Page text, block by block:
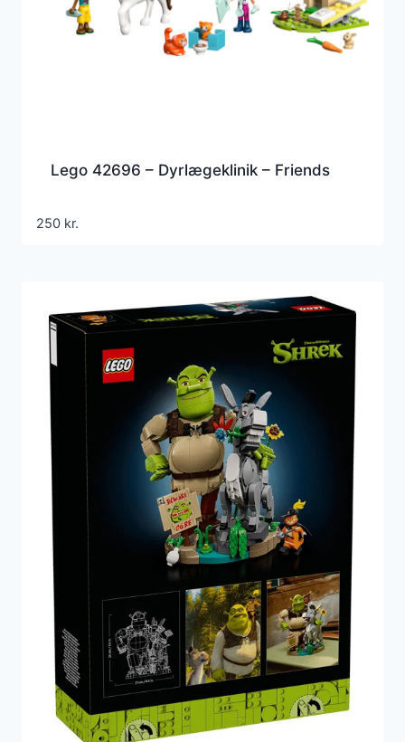
Lego 42696 – Dyrlægeklinik – Friends
250 kr.